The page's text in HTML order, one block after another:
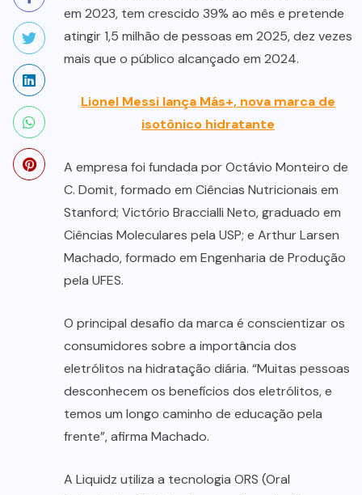
em 2023, tem crescido 39% ao mês e pretende
atingir 1,5 milhão de pessoas em 2025, dez vezes
mais que o público alcançado em 2024.
Lionel Messi lança Más+, nova marca de
isotônico hidratante
A empresa foi fundada por Octávio Monteiro de
C. Domit, formado em Ciências Nutricionais em
Stanford; Victório Braccialli Neto, graduado em
Ciências Moleculares pela USP; e Arthur Larsen
Machado, formado em Engenharia de Produção
pela UFES.
O principal desafio da marca é conscientizar os
consumidores sobre a importância dos
eletrólitos na hidratação diária. “Muitas pessoas
desconhecem os benefícios dos eletrólitos, e
temos um longo caminho de educação pela
frente”, afirma Machado.
A Liquidz utiliza a tecnologia ORS (Oral